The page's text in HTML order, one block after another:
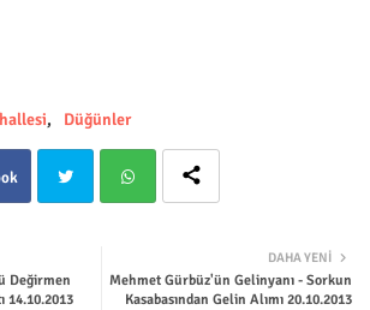
Düğünler
ter tsap
DAHA YENI
Mehmet Gürbüz'ün Gelinyanı - Sorkun
Kasabasından Gelin Alımı 20.10.2013
Değirmen
14.10.2013